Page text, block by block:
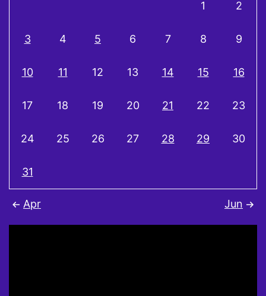
1 2
3 4 5 6 7 8 9
10 11 12 13 14 15 16
17 18 19 20 21 22 23
24 25 26 27 28 29 30
31
Apr Jun